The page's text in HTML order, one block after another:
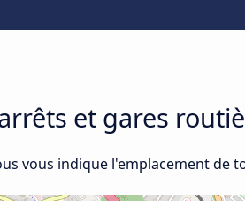
et gares
vous indique l'emplacement de